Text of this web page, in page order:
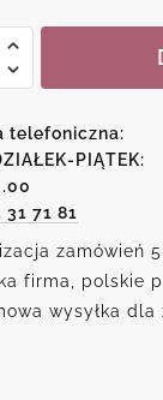
telefoniczna:
PIĄTEK:
71 81
zamówień
firma, polskie
wysyłka